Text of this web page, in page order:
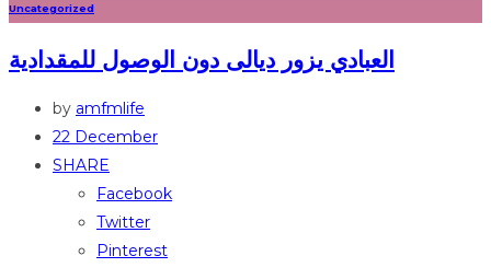
Uncategorized
العبادي يزور ديالى دون الوصول للمقدادية
by amfmlife
22 December
SHARE
Facebook
Twitter
Pinterest